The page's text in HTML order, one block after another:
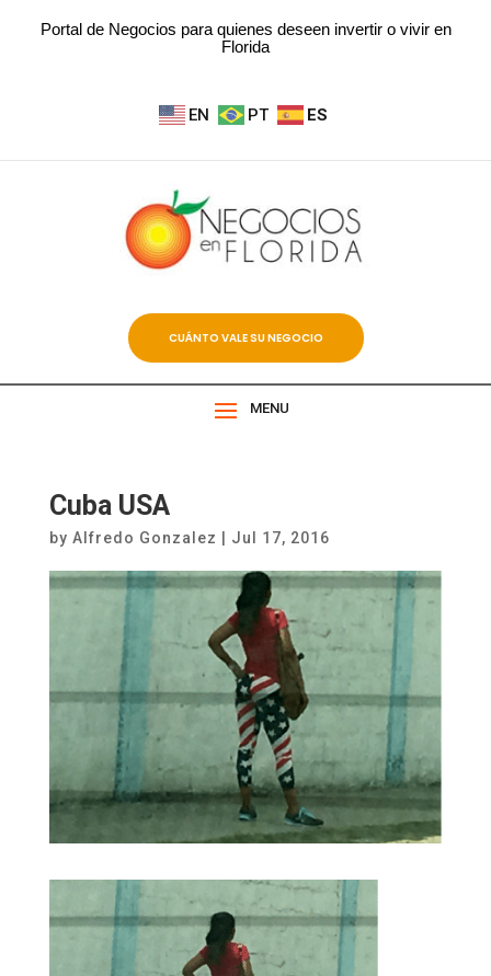
Portal de Negocios para quienes deseen invertir o vivir en
Florida
EN PT ES
CUÁNTO VALE SU NEGOCIO
MENU
Cuba USA
by Alfredo Gonzalez Jul 17, 2016